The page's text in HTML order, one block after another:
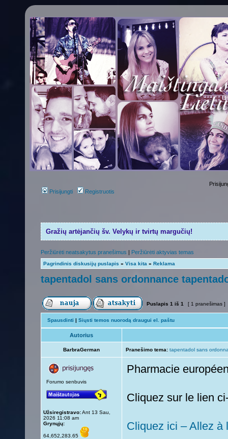
Prisijungti Registruotis
Gražių artėjančių šv. Velykų ir tvirtų margučių!
Peržiūrėti neatsakytus pranešimus | Peržiūrėti aktyvias temas
Pagrindinis diskusijų puslapis » Visa kita » Reklama
tapentadol sans ordonnance
Puslapis 1 iš 1 [ 1 pranešimas ]
Spausdinti | Siųsti temos nuorodą draugui el. paštu
Autorius
BarbraGerman Pranešimo tema: tapentadol sans
Forumo senbuvis
Užsiregistravo:Ant 13 Sau,
2026 11:08 am
Grynųjų:
64,652,283.65
Pharmacie
Cliquez sur le lien
Cliquez ici – Allez à